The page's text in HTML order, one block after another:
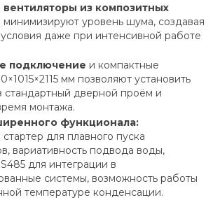
из композитных
минимизируют уровень шума, создавая
даже при интенсивной работе
подключение и компактные
мм позволяют установить
стандартный дверной проём и
монтажа.
функционала:
для плавного пуска
вариативность подвода воды,
для интеграции в
системы, возможность работы
температуре конденсации.